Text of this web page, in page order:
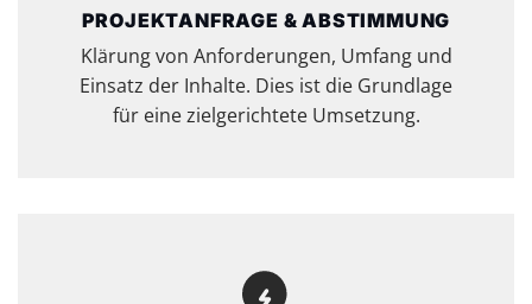
PROJEKTANFRAGE & ABSTIMMUNG
Klärung von Anforderungen, Umfang und
Einsatz der Inhalte. Dies ist die Grundlage
für eine zielgerichtete Umsetzung.